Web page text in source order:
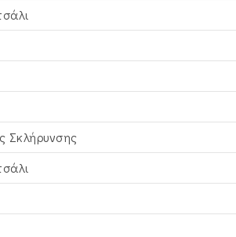
Σκλήρυνσης